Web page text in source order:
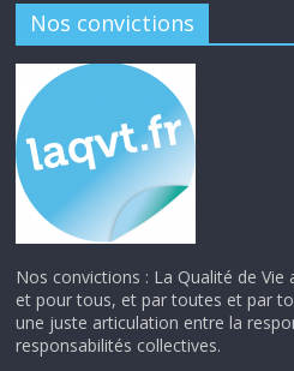
Nos convictions
Nos convictions : La Qualité de
et pour tous, et par toutes et par
une juste articulation entre la
responsabilités collectives.